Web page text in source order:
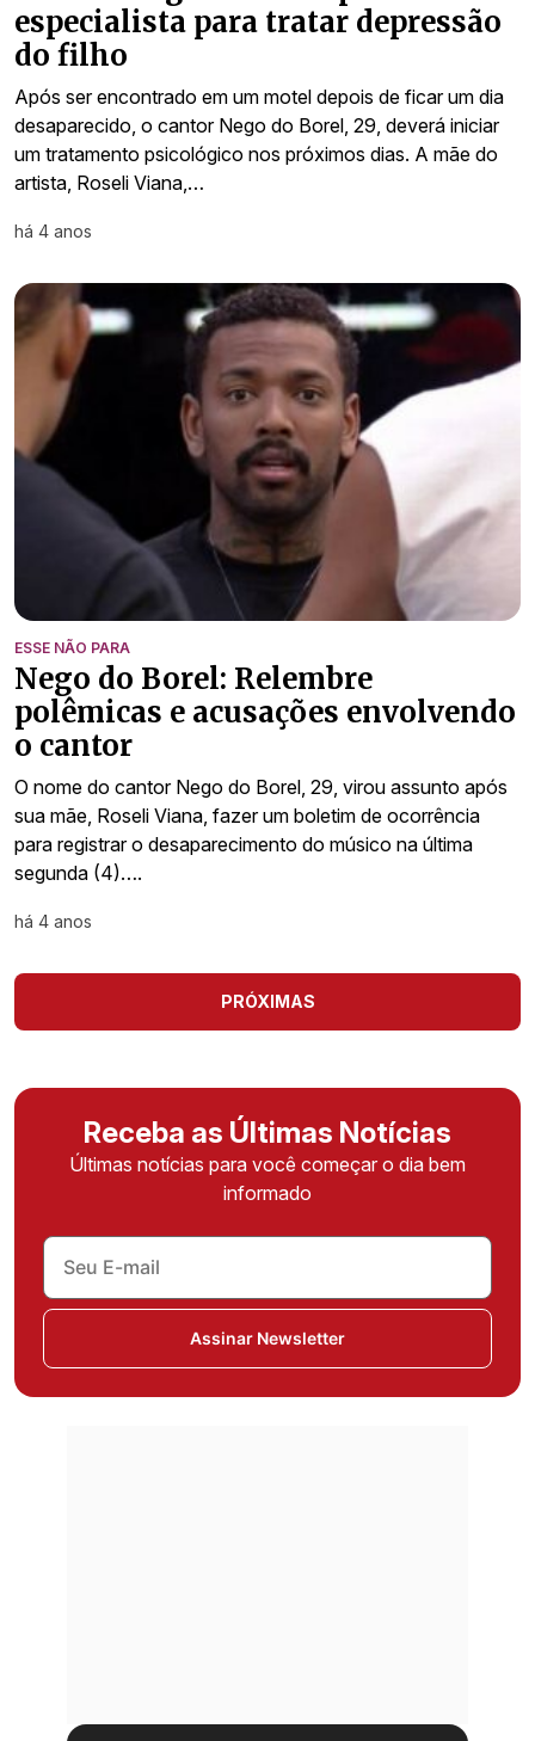
especialista para tratar depressão
do filho
Após ser encontrado em um motel depois de ficar um dia
desaparecido, o cantor Nego do Borel, 29, deverá iniciar
um tratamento psicológico nos próximos dias. A mãe do
artista, Roseli Viana,…
há 4 anos
ESSE NÃO PARA
Nego do Borel: Relembre
polêmicas e acusações envolvendo
o cantor
O nome do cantor Nego do Borel, 29, virou assunto após
sua mãe, Roseli Viana, fazer um boletim de ocorrência
para registrar o desaparecimento do músico na última
segunda (4)….
há 4 anos
PRÓXIMAS
Receba as Últimas Notícias
Últimas notícias para você começar o dia bem
informado
Assinar Newsletter